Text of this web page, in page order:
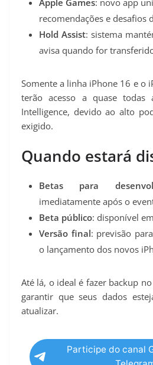
Apple Games: novo app
recomendações e desafios
Hold Assist: sistema
avisa quando for
Somente a linha iPhone 16 e o
terão acesso a quase todas
Intelligence, devido ao alto
exigido.
Quando estará
Betas para
imediatamente após o
Beta público: disponível
Versão final: previsão
o lançamento dos novos
Até lá, o ideal é fazer backup
garantir que seus dados
atualizar.
Participe do canal